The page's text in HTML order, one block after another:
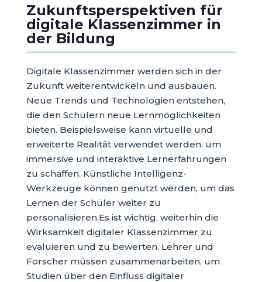
Zukunftsperspektiven für
digitale Klassenzimmer in
der Bildung
Digitale Klassenzimmer werden sich in der
Zukunft weiterentwickeln und ausbauen.
Neue Trends und Technologien entstehen,
die den Schülern neue Lernmöglichkeiten
bieten. Beispielsweise kann virtuelle und
erweiterte Realität verwendet werden, um
immersive und interaktive Lernerfahrungen
zu schaffen. Künstliche Intelligenz-
Werkzeuge können genutzt werden, um das
Lernen der Schüler weiter zu
personalisieren.Es ist wichtig, weiterhin die
Wirksamkeit digitaler Klassenzimmer zu
evaluieren und zu bewerten. Lehrer und
Forscher müssen zusammenarbeiten, um
Studien über den Einfluss digitaler